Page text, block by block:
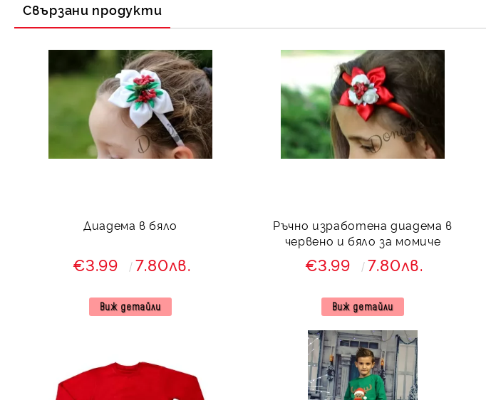
Свързани продукти
Диадема в бяло
€3.99 7.80лв.
Виж детайли
Ръчно изработена диадема в
червено и бяло за момиче
€3.99 7.80лв.
Виж детайли